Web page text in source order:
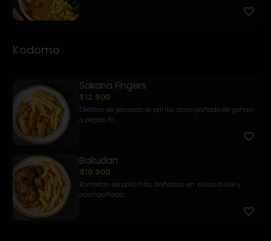
Kodomo
Sakana Fingers
$12.900
Deditos de pescado al panko, acompañado de gohan
o papas fri...
Bakudan
$10.900
Bombitas de pollo frito, bañadas en salsa dulce y
acompañado...